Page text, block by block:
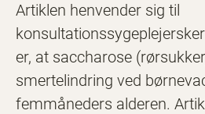
Artiklen henvender sig til
er, at saccharose
smertelindring ved
femmåneders alderen.